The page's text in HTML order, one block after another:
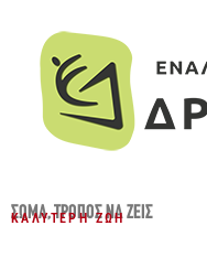
ΣΏΜΑ,ΤΡΌΠΟΣ ΝΑ ΖΕΙΣ
ΚΑΛΎΤΕΡΗ ΖΩΉ